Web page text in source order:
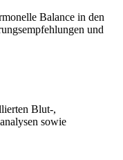
Balance in den
und
Blut-,
sowie